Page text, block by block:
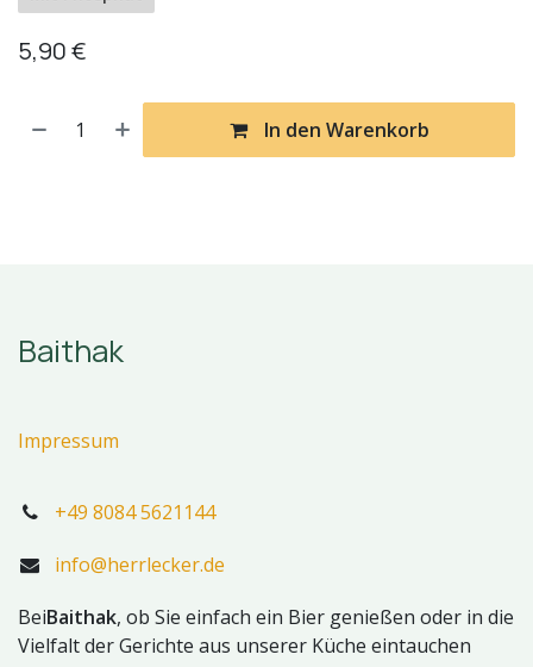
5,90€
In den Warenkorb
Baithak
Impressum
+49 8084 5621144
info@herrlecker.de
BeiBaithak, ob Sie einfach ein Bier genießen oder in die
Vielfalt der Gerichte aus unserer Küche eintauchen